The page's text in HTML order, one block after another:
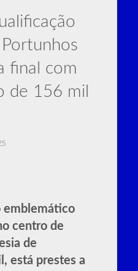
final com
de 156 mil
emblemático
centro de
de
está prestes a